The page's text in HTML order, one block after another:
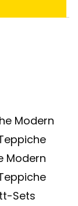
Modern
Modern
Sets